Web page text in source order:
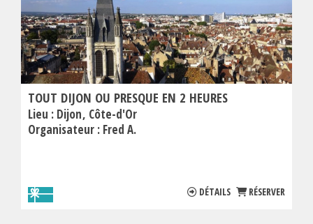
TOUT DIJON OU PRESQUE EN 2 HEURES
Lieu : Dijon Côte-d'Or
Organisateur : Fred A.
DÉTAILS RÉSERVER